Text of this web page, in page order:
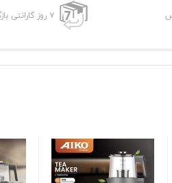
۷ روز گارانتی بازگشت وجه